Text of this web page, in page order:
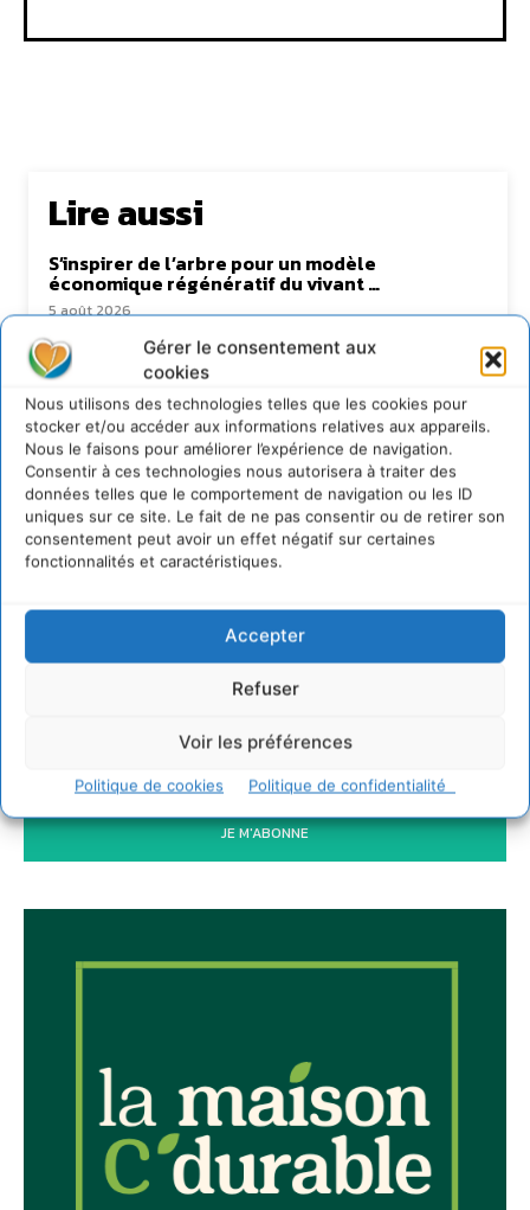
Gérer le consentement aux
cookies
Nous utilisons des technologies telles que les cookies pour
stocker et/ou accéder aux informations relatives aux appareils.
Nous le faisons pour améliorer l’expérience de navigation.
Consentir à ces technologies nous autorisera à traiter des
données telles que le comportement de navigation ou les ID
uniques sur ce site. Le fait de ne pas consentir ou de retirer son
consentement peut avoir un effet négatif sur certaines
fonctionnalités et caractéristiques.
Accepter
Refuser
Voir les préférences
Politique de cookies Politique de confidentialité
Lire aussi
S’inspirer de l’arbre pour un modèle
économique régénératif du vivant …
5 août 2026
IPBES : le « GIEC de la biodiversité » appelle les
entreprises à devenir des alliées du vivant
4 août 2026
Comment le sol français a perdu sa mémoire
hydrique et déréglé tout le territoire (2020-
2026)
2 août 2026
Permaculture, la Voie de l’Autonomie
30 juillet 2026
Newsletter
JE M'ABONNE